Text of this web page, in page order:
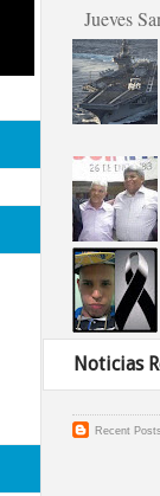
Jueves
Noticias
Recent